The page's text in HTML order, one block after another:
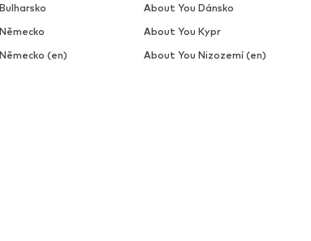
About You Dánsko
About You Kypr
(en)
About You Nizozemí (en)